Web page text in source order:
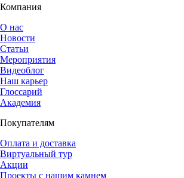
Компания
О нас
Новости
Статьи
Мероприятия
Видеоблог
Наш карьер
Глоссарий
Академия
Покупателям
Оплата и доставка
Виртуальный тур
Акции
Проекты с нашим камнем